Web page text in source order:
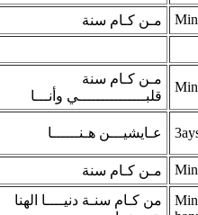
مـن كـام سنة
Min
مـن كـام سنة
قلبـــــــــــــــي وأنـــا
عـايشيـــن هـنــــــا
مـن كـام سنة
Min
من كـام سنـة دنيــــا الهنا